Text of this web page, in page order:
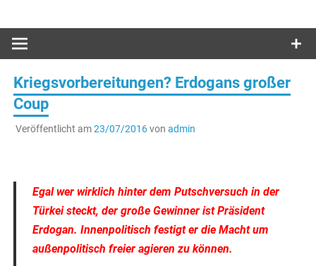
Kriegsvorbereitungen? Erdogans großer
Coup
Veröffentlicht am23/07/2016von admin
Egal wer wirklich hinter dem Putschversuch in der
Türkei steckt, der große Gewinner ist Präsident
Erdogan. Innenpolitisch festigt er die Macht um
außenpolitisch freier agieren zu können.